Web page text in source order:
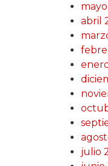
abril
julio